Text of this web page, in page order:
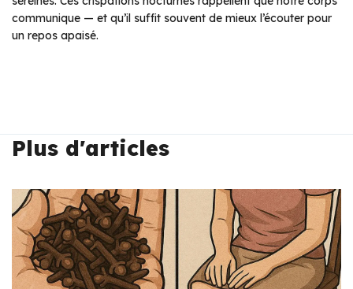
communique — et qu’il suffit souvent de mieux l’écouter pour
un repos apaisé.
Plus d'articles